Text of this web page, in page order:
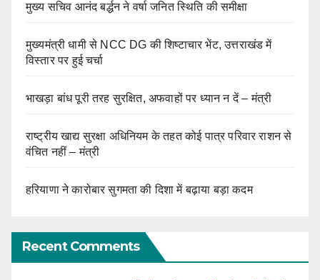
मुख्य सचिव आनंद बर्द्धन ने वर्षा जनित स्थिति की समीक्षा
मुख्यमंत्री धामी से NCC DG की शिष्टाचार भेंट, उत्तराखंड में
विस्तार पर हुई चर्चा
भाखड़ा बांध पूरी तरह सुरक्षित, अफवाहों पर ध्यान न दें – मंत्री
राष्ट्रीय खाद्य सुरक्षा अधिनियम के तहत कोई पात्र परिवार राशन से
वंचित नहीं – मंत्री
हरियाणा ने कारोबार सुगमता की दिशा में बढ़ाया बड़ा कदम
Recent Comments